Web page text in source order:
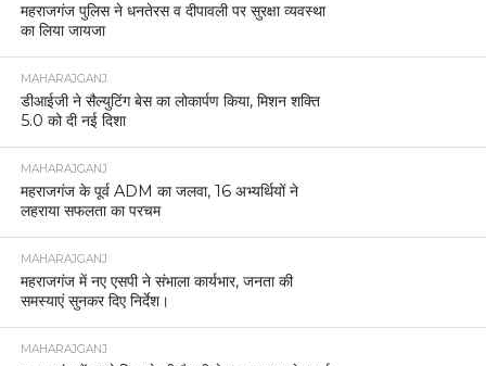
महराजगंज पुलिस ने धनतेरस व दीपावली पर सुरक्षा व्यवस्था
का लिया जायजा
MAHARAJGANJ
डीआईजी ने सैल्युटिंग बेस का लोकार्पण किया, मिशन शक्ति
5.0 को दी नई दिशा
MAHARAJGANJ
महराजगंज के पूर्व ADM का जलवा, 16 अभ्यर्थियों ने
लहराया सफलता का परचम
MAHARAJGANJ
महराजगंज में नए एसपी ने संभाला कार्यभार, जनता की
समस्याएं सुनकर दिए निर्देश।
MAHARAJGANJ